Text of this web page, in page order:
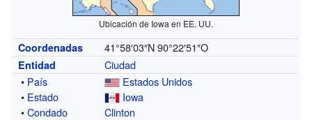
Ubicación de Iowa en EE. UU.
Coordenadas 41°58′03″N 90°22′51″O
Entidad
Ciudad
• País
Estados Unidos
• Estado
Iowa
•Condado Clinton